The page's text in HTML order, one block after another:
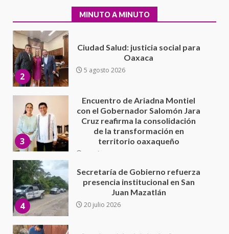
MINUTO A MINUTO
5 agosto 2026
3
con el Gobernador Salomón Jara
Cruz reafirma la consolidación
de la transformación en
4
Secretaría de Gobierno refuerza
presencia institucional en San
Juan Mazatlán
20 julio 2026
5
Sanciona Municipio de Oaxaca
de Juárez caso de maltrato
animal tras denuncia ciudadana
16 julio 2026